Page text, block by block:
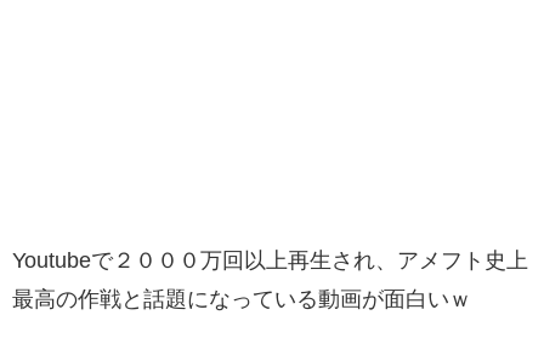
Youtubeで２０００万回以上再生され、アメフト史上
最高の作戦と話題になっている動画が面白いｗ